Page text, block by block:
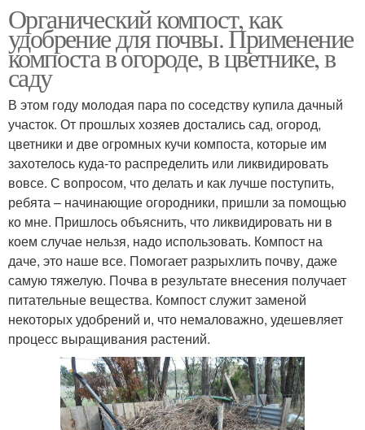
Органический компост, как
удобрение для почвы. Применение
компоста в огороде, в цветнике, в
саду
В этом году молодая пара по соседству купила дачный
участок. От прошлых хозяев достались сад, огород,
цветники и две огромных кучи компоста, которые им
захотелось куда-то распределить или ликвидировать
вовсе. С вопросом, что делать и как лучше поступить,
ребята – начинающие огородники, пришли за помощью
ко мне. Пришлось объяснить, что ликвидировать ни в
коем случае нельзя, надо использовать. Компост на
даче, это наше все. Помогает разрыхлить почву, даже
самую тяжелую. Почва в результате внесения получает
питательные вещества. Компост служит заменой
некоторых удобрений и, что немаловажно, удешевляет
процесс выращивания растений.